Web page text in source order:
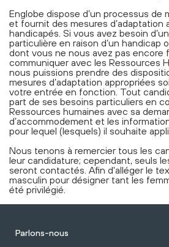
Englobe dispose d’un processus de
et fournit des mesures d’adaptation
handicapés. Si vous avez besoin
particulière en raison d’un handicap
dont vous ne nous avez pas encore
communiquer avec les Ressources
nous puissions prendre des
mesures d’adaptation appropriées
votre entrée en fonction. Tout
part de ses besoins particuliers en
Ressources humaines avec sa
d’accommodement et les
pour lequel (lesquels) il souhaite
Nous tenons à remercier tous les
leur candidature; cependant, seuls
seront contactés. Afin d'alléger le
masculin pour désigner tant les
été privilégié.
Parlons-nous